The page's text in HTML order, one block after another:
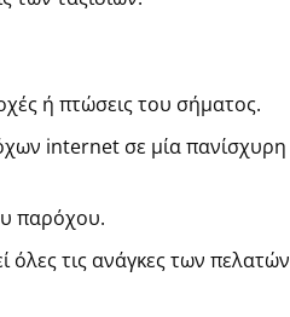
ή πτώσεις του σήματος.
internet σε μία πανίσχυρη
παρόχου.
όλες τις ανάγκες των πελατών